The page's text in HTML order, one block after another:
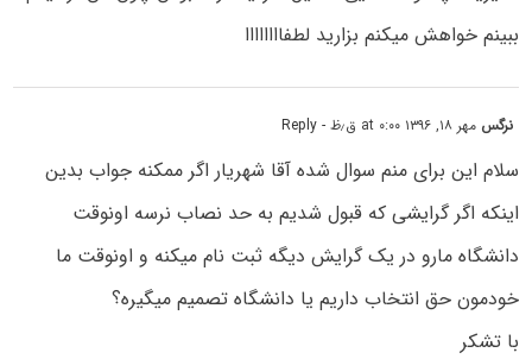
ببینم خواهش میکنم بزارید لطفاااااااا
نرگس مهر ۱۸, ۱۳۹۶ at ۰:۰۰ ق٫ظ - Reply
سلام این برای منم سوال شده آقا شهریار اگر ممکنه جواب بدین
اینکه اگر گرایشی که قبول شدیم به حد نصاب نرسه اونوقت
دانشگاه مارو در یک گرایش دیگه ثبت نام میکنه و اونوقت ما
خودمون حق انتخاب داریم یا دانشگاه تصمیم میگیره؟
با تشکر